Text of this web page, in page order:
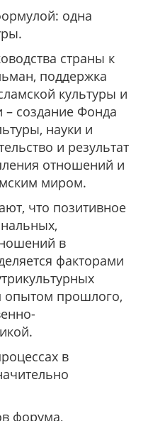
одна
страны к
поддержка
культуры и
– создание Фонда
науки и
и результат
отношений и
миром.
что позитивное
в
факторами
опытом прошлого,
в
форума,